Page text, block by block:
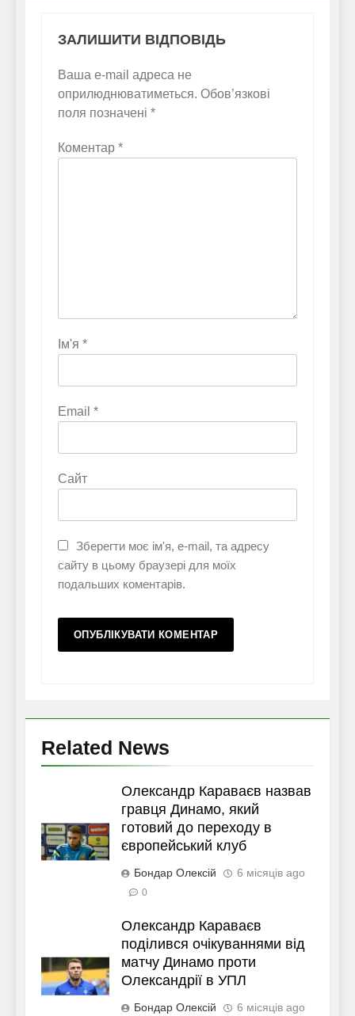
ЗАЛИШИТИ ВІДПОВІДЬ
Ваша e-mail адреса не
оприлюднюватиметься. Обов’язкові
поля позначені *
Коментар *
Ім'я *
Email *
Сайт
Зберегти моє ім'я, e-mail, та адресу
сайту в цьому браузері для моїх
подальших коментарів.
Related News
Олександр Караваєв назвав
гравця Динамо, який
готовий до переходу в
європейський клуб
Бондар Олексій 6 місяців ago
0
Олександр Караваєв
поділився очікуваннями від
матчу Динамо проти
Олександрії в УПЛ
Бондар Олексій 6 місяців ago